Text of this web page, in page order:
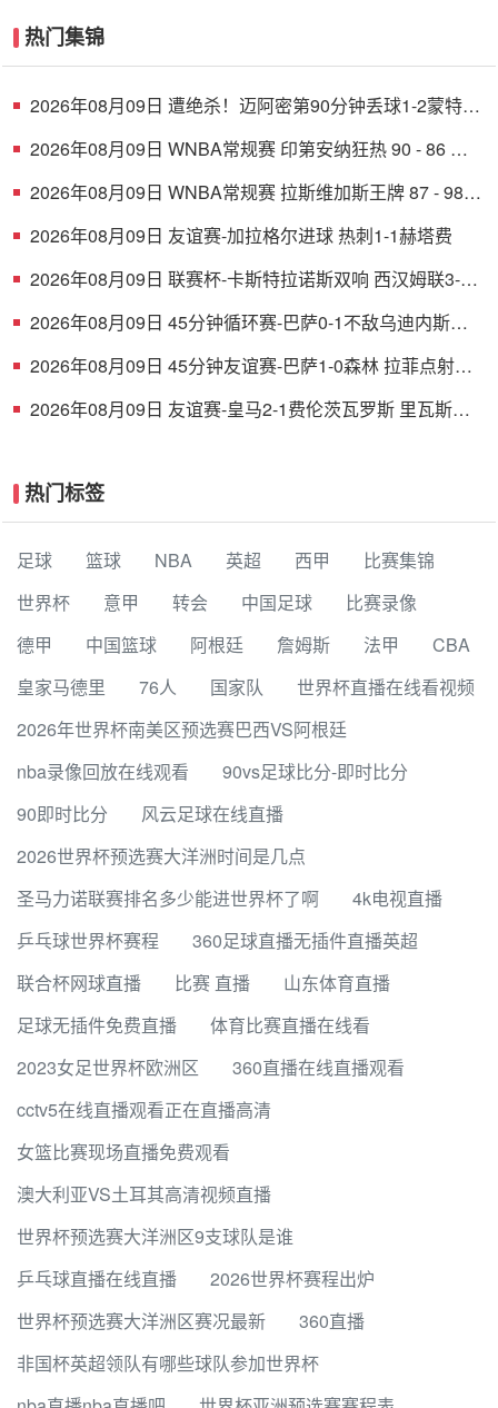
热门集锦
2026年08月09日 遭绝杀！迈阿密第90分钟丢球1-2蒙特雷
2026年08月09日 WNBA常规赛 印第安纳狂热 90 - 86 芝
2026年08月09日 WNBA常规赛 拉斯维加斯王牌 87 - 98
2026年08月09日 友谊赛-加拉格尔进球 热刺1-1赫塔费
2026年08月09日 联赛杯-卡斯特拉诺斯双响 西汉姆联3-1
2026年08月09日 45分钟循环赛-巴萨0-1不敌乌迪内斯无
2026年08月09日 45分钟友谊赛-巴萨1-0森林 拉菲点射费
2026年08月09日 友谊赛-皇马2-1费伦茨瓦罗斯 里瓦斯建
热门标签
足球 篮球 NBA 英超 西甲
比赛集锦
世界杯
意甲 转会 中国足球
比赛录像
德甲
中国篮球 阿根廷 詹姆斯 法甲
CBA
皇家马德里
76人 国家队
世界杯直播在线看视频
2026年世界杯南美区预选赛巴西VS阿根廷
nba录像回放在线观看
90vs足球比分-即时比分
90即时比分
风云足球在线直播
2026世界杯预选赛大洋洲时间是几点
圣马力诺联赛排名多少能进世界杯了啊
4k电视直播
乒乓球世界杯赛程
360足球直播无插件直播英超
联合杯网球直播
比赛 直播
山东体育直播
足球无插件免费直播
体育比赛直播在线看
2023女足世界杯欧洲区
360直播在线直播观看
cctv5在线直播观看正在直播高清
女篮比赛现场直播免费观看
澳大利亚VS土耳其高清视频直播
世界杯预选赛大洋洲区9支球队是谁
乒乓球直播在线直播
2026世界杯赛程出炉
世界杯预选赛大洋洲区赛况最新
360直播
非国杯英超领队有哪些球队参加世界杯